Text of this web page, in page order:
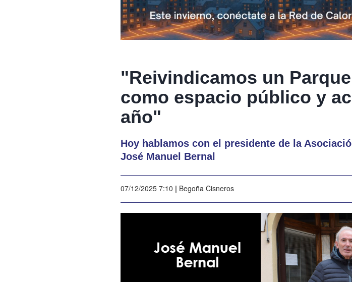
"Reivindicamos un
como espacio público y
año"
Hoy hablamos con el presidente de la
José Manuel Bernal
07/12/2025 7:10 | Begoña Cisneros